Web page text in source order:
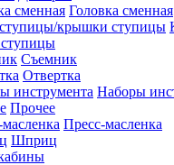
Головка сменная
Съемник
Отвертка
Наборы
Прочее
Пресс-масленка
Шприц